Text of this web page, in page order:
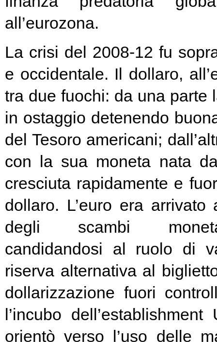
all’eurozona.
La crisi del 2008-12 fu
e occidentale. Il dollaro,
tra due fuochi: da una parte
in ostaggio detenendo
del Tesoro americani;
con la sua moneta nata
cresciuta rapidamente e
dollaro. L’euro era
degli scambi
candidandosi al ruolo di
riserva alternativa al
dollarizzazione fuori
l’incubo
orientò verso l’uso delle